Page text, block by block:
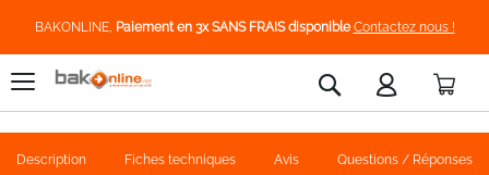
BAKONLINE, Paiement en 3x SANS FRAIS disponible Contactez nous !
Rechercher
Description Fiches techniques Avis Questions / Réponses